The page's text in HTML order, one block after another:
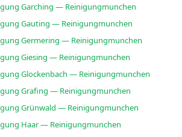
Garching — Reinigungmunchen
Gauting — Reinigungmunchen
Germering — Reinigungmunchen
Giesing — Reinigungmunchen
Glockenbach — Reinigungmunchen
Grafing — Reinigungmunchen
Grünwald — Reinigungmunchen
Haar — Reinigungmunchen